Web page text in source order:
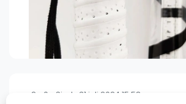
Nieuws
Blog artikelen
Vragen over padel
Padelgear
2 0 Sinds 31 juli 2024 15:58